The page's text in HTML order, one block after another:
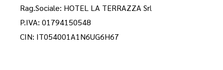
Rag.Sociale: HOTEL LA TERRAZZA Srl
P.IVA: 01794150548
CIN: IT054001A1N6UG6H67